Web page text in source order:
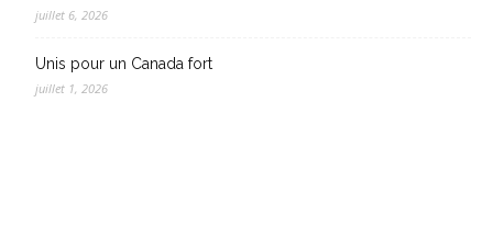
juillet 6, 2026
Unis pour un Canada fort
juillet 1, 2026